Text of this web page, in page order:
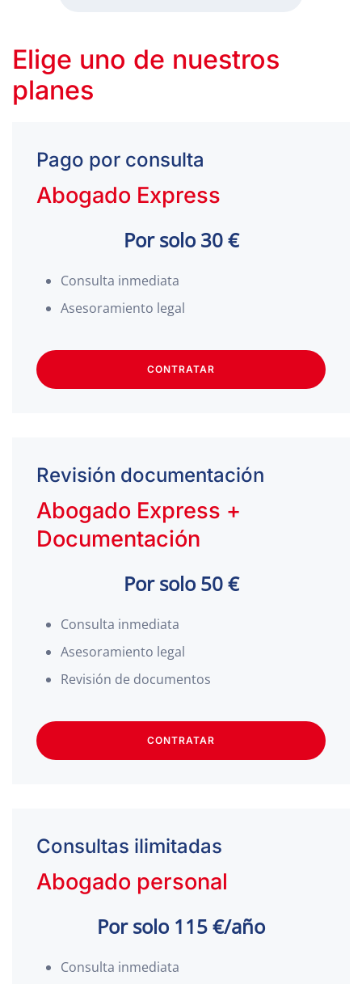
Elige uno de nuestros
planes
Pago por consulta
Abogado Express
Por solo 30 €
Consulta inmediata
Asesoramiento legal
CONTRATAR
Revisión documentación
Abogado Express +
Documentación
Por solo 50 €
Consulta inmediata
Asesoramiento legal
Revisión de documentos
CONTRATAR
Consultas ilimitadas
Abogado personal
Por solo 115 €/año
Consulta inmediata